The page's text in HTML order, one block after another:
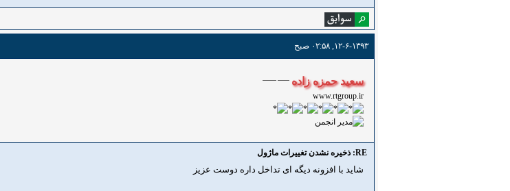
۱۲-۶-۱۳۹۳, ۰۲:۵۸ صبح
سعید حمزه زاده
www.rtgroup.ir
RE: ذخیره نشدن تغییرات ماژول
شاید با افزونه دیگه ای تداخل داره دوست عزیز